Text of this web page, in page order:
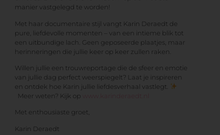
manier vastgelegd te worden!
Met haar documentaire stijl vangt Karin Deraedt de
pure, liefdevolle momenten – van een intieme blik tot
een uitbundige lach. Geen geposeerde plaatjes, maar
herinneringen die jullie keer op keer zullen raken.
Willen jullie een trouwreportage die de sfeer en emotie
van jullie dag perfect weerspiegelt? Laat je inspireren
en ontdek hoe Karin jullie liefdesverhaal vastlegt.
Meer weten? Kijk op
www.karinderaedt.nl
Met enthousiaste groet,
Karin Deraedt